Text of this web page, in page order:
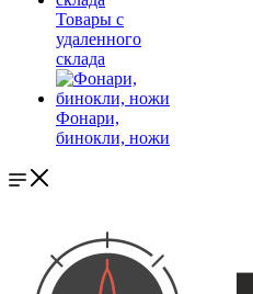
Товары с
удаленного
склада
Фонари,
бинокли, ножи